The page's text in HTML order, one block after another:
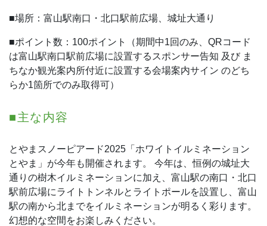
■場所：富山駅南口・北口駅前広場、城址大通り
■ポイント数：100ポイント（期間中1回のみ、QRコード
は富山駅南口駅前広場に設置するスポンサー告知 及び ま
ちなか観光案内所付近に設置する会場案内サイン のどち
らか1箇所でのみ取得可）
■主な内容
とやまスノーピアード2025「ホワイトイルミネーション
とやま」が今年も開催されます。
今年は、恒例の城址大
通りの樹木イルミネーションに加え、富山駅の南口・北口
駅前広場にライトトンネルとライトポールを設置し、富山
駅の南から北までをイルミネーションが明るく彩ります。
幻想的な空間をお楽しみください。